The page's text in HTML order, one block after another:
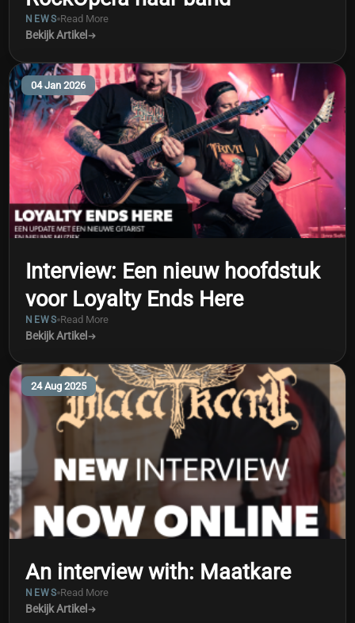
NEWS Read More
Bekijk Artikel
04 Jan 2026
Interview: Een nieuw hoofdstuk
voor Loyalty Ends Here
NEWS Read More
Bekijk Artikel
24 Aug 2025
An interview with: Maatkare
NEWS Read More
Bekijk Artikel